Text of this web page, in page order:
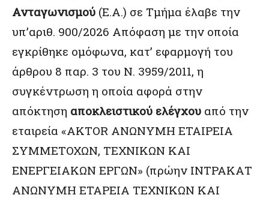
Ανταγωνισμού (Ε.Α.) σε Τμήμα έλαβε την
υπ’αριθ. 900/2026 Απόφαση με την οποία
εγκρίθηκε ομόφωνα, κατ’ εφαρμογή του
άρθρου 8 παρ. 3 του Ν. 3959/2011, η
συγκέντρωση η οποία αφορά στην
απόκτηση αποκλειστικού ελέγχου από την
εταιρεία «AKTOR ΑΝΩΝΥΜΗ ΕΤΑΙΡΕΙΑ
ΣΥΜΜΕΤΟΧΩΝ, ΤΕΧΝΙΚΩΝ ΚΑΙ
ΕΝΕΡΓΕΙΑΚΩΝ ΕΡΓΩΝ» (πρώην ΙΝΤΡΑΚΑΤ
ΑΝΩΝΥΜΗ ΕΤΑΡΕΙΑ ΤΕΧΝΙΚΩΝ ΚΑΙ